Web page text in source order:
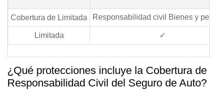
Cobertura de Limitada Responsabilidad civil Bienes y
Limitada ✓
¿Qué protecciones incluye la Cobertura de
Responsabilidad Civil del Seguro de Auto?